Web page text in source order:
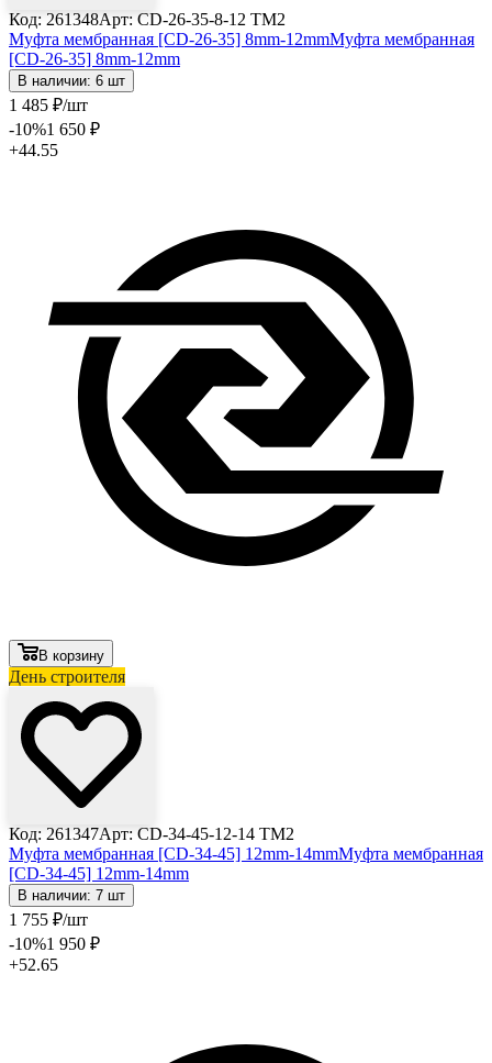
Код: 261348Арт: CD-26-35-8-12 TM2
Муфта мембранная [CD-26-35] 8mm-12mmМуфта мембранная
[CD-26-35] 8mm-12mm
В наличии: 6 шт
1 485 ₽/шт
-10%1 650 ₽
+44.55
В корзину
День строителя
Код: 261347Арт: CD-34-45-12-14 TM2
Муфта мембранная [CD-34-45] 12mm-14mmМуфта мембранная
[CD-34-45] 12mm-14mm
В наличии: 7 шт
1 755 ₽/шт
-10%1 950 ₽
+52.65